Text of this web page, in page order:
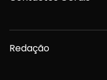
Redação